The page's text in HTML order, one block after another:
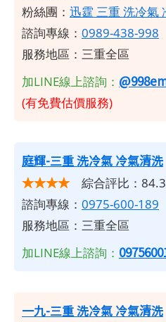
粉絲團： 迅霆 三重 洗冷氣
諮詢專線： 0989-438-998
服務地區：三重全區
加LINE線上諮詢：
(有免費估價服務)
庭輝-三重洗冷氣 冷氣清洗
★★★★ 綜合評比：84.3
諮詢專線： 0975-600-189
服務地區：三重全區
加LINE線上諮詢：
一九-三重 洗冷氣 冷氣清洗